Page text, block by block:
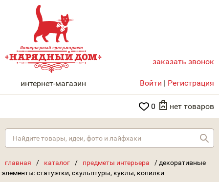
НАРЯДНЫЙ ДОМ
интернет-магазин
заказать звонок
Войти | Регистрация
0 нет товаров
главная / каталог / предметы интерьера / декоративные
элементы: статуэтки, скульптуры, куклы, копилки